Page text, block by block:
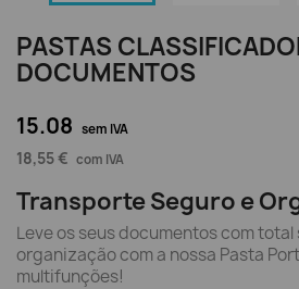
PASTAS
DOCUMENTOS
15.08 sem IVA
18,55 € com IVA
Transporte Seguro e
Leve os seus documentos com
organização com a nossa Pasta
multifunções!